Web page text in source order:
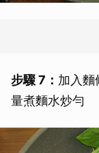
步驟 7： 加入麵
量煮麵水炒勻